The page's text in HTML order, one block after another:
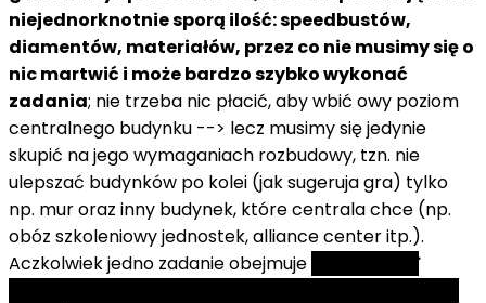
niejednorknotnie sporą ilość: speedbustów,
diamentów, materiałów, przez co nie musimy się o
nic martwić i może bardzo szybko wykonać
zadania; nie trzeba nic płacić, aby wbić owy poziom
centralnego budynku --> lecz musimy się jedynie
skupić na jego wymaganiach rozbudowy, tzn. nie
ulepszać budynków po kolei (jak sugeruja gra) tylko
np. mur oraz inny budynek, które centrala chce (np.
obóz szkoleniowy jednostek, alliance center itp.).
Aczkolwiek jedno zadanie obejmuje